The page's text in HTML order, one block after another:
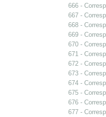
666 -
667 -
668 -
669 -
670 -
671 -
672 -
673 -
674 -
675 -
676 -
677 -